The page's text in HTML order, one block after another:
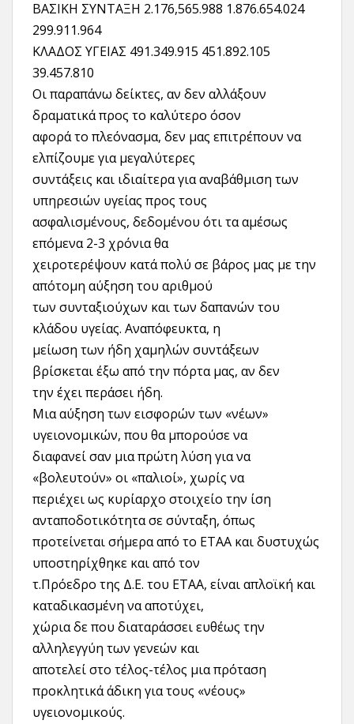
ΒΑΣΙΚΗ ΣΥΝΤΑΞΗ 2.176,565.988 1.876.654.024
299.911.964
ΚΛΑΔΟΣ ΥΓΕΙΑΣ 491.349.915 451.892.105
39.457.810
Οι παραπάνω δείκτες, αν δεν αλλάξουν
δραματικά προς το καλύτερο όσον
αφορά το πλεόνασμα, δεν μας επιτρέπουν να
ελπίζουμε για μεγαλύτερες
συντάξεις και ιδιαίτερα για αναβάθμιση των
υπηρεσιών υγείας προς τους
ασφαλισμένους, δεδομένου ότι τα αμέσως
επόμενα 2-3 χρόνια θα
χειροτερέψουν κατά πολύ σε βάρος μας με την
απότομη αύξηση του αριθμού
των συνταξιούχων και των δαπανών του
κλάδου υγείας. Αναπόφευκτα, η
μείωση των ήδη χαμηλών συντάξεων
βρίσκεται έξω από την πόρτα μας, αν δεν
την έχει περάσει ήδη.
Μια αύξηση των εισφορών των «νέων»
υγειονομικών, που θα μπορούσε να
διαφανεί σαν μια πρώτη λύση για να
«βολευτούν» οι «παλιοί», χωρίς να
περιέχει ως κυρίαρχο στοιχείο την ίση
ανταποδοτικότητα σε σύνταξη, όπως
προτείνεται σήμερα από το ΕΤΑΑ και δυστυχώς
υποστηρίχθηκε και από τον
τ.Πρόεδρο της Δ.Ε. του ΕΤΑΑ, είναι απλοϊκή και
καταδικασμένη να αποτύχει,
χώρια δε που διαταράσσει ευθέως την
αλληλεγγύη των γενεών και
αποτελεί στο τέλος-τέλος μια πρόταση
προκλητικά άδικη για τους «νέους»
υγειονομικούς.